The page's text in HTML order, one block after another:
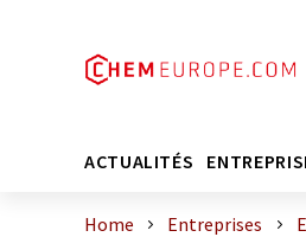
ACTUALITÉS
Home Entreprises